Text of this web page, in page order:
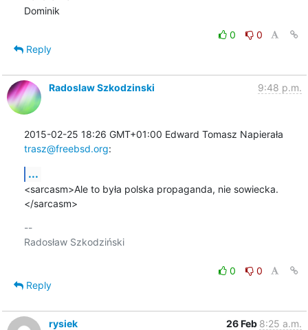
Dominik
0
0
Reply
Radoslaw Szkodzinski 9:48 p.m.
trasz@freebsd.org:
...
<sarcasm>Ale to była polska propaganda, nie sowiecka.
</sarcasm>
--
Radosław Szkodziński
0
0
Reply
rysiek 26 Feb 8:25 a.m.